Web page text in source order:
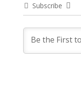
Subscribe